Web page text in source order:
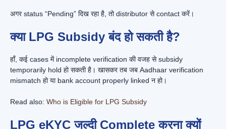
अगर status “Pending” दिख रहा है, तो distributor से contact करें।
क्या LPG Subsidy बंद हो सकती है?
हाँ, कई cases में incomplete verification की वजह से subsidy
temporarily hold हो सकती है। खासकर तब जब Aadhaar verification
mismatch हो या bank account properly linked न हो।
Read also: Who is Eligible for LPG Subsidy
LPG eKYC जल्दी Complete करना क्यों